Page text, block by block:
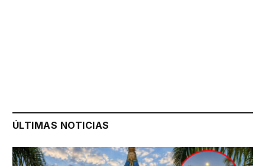
ÚLTIMAS NOTICIAS